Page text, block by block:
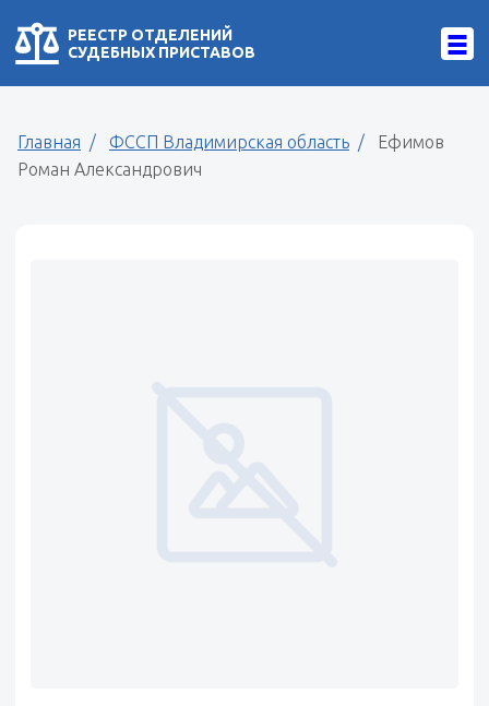
РЕЕСТР ОТДЕЛЕНИЙ
СУДЕБНЫХ ПРИСТАВОВ
Главная ФССП Владимирская область
Ефимов
Роман Александрович